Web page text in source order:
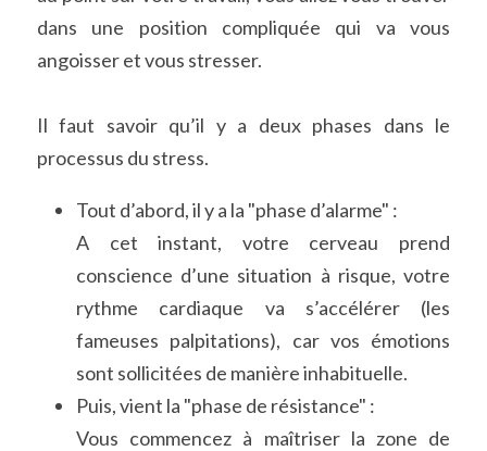
dans une position compliquée qui va vous
angoisser et vous stresser.
Il faut savoir qu’il y a deux phases dans le
processus du stress.
Tout d’abord, il y a la "phase d’alarme" :
A cet instant, votre cerveau prend
conscience d’une situation à risque, votre
rythme cardiaque va s’accélérer (les
fameuses palpitations), car vos émotions
sont sollicitées de manière inhabituelle.
Puis, vient la "phase de résistance" :
Vous commencez à maîtriser la zone de